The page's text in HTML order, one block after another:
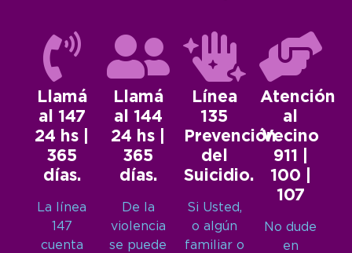
Llamá
al 147
24 hs |
365
días.
La línea
147
cuenta
Llamá
al 144
24 hs |
365
días.
De la
violencia
se puede
Línea
135
Prevención
del
Suicidio.
Si Usted,
o algún
familiar o
Atención
al
Vecino
911 |
100 |
107
No dude
en